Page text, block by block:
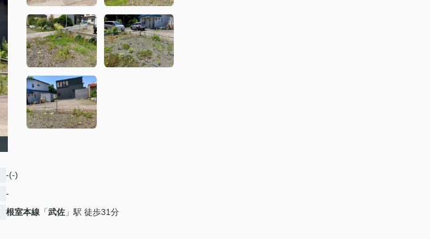
-(-)
-
根室本線 「武佐 」駅 徒歩31分